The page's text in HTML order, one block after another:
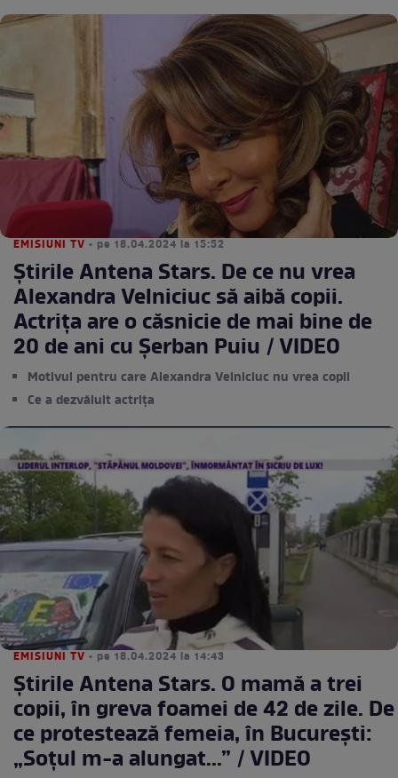
EMISIUNI TV • pe 18.04.2024 la 15:52
Știrile Antena Stars. De ce nu vrea
Alexandra Velniciuc să aibă copii.
Actrița are o căsnicie de mai bine de
20 de ani cu Șerban Puiu / VIDEO
Motivul pentru care Alexandra Velniciuc nu vrea copii
Ce a dezvăluit actrița
EMISIUNI TV • pe 18.04.2024 la 14:43
Știrile Antena Stars. O mamă a trei
copii, în greva foamei de 42 de zile. De
ce protestează femeia, în București:
„Soțul m-a alungat...” / VIDEO